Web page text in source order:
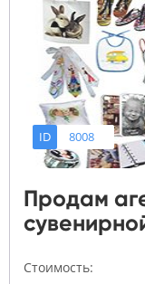
ID 8008
Продам
Стоимость: